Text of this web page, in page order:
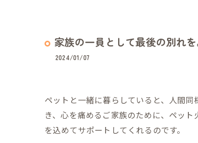
家族の一員として最後の別れ
2024/01/07
ペットと一緒に暮らしていると、人間
き、心を痛めるご家族のために、ペッ
を込めてサポートしてくれるのです。